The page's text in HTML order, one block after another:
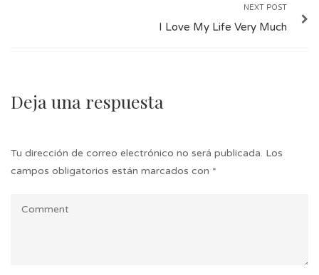
NEXT POST
I Love My Life Very Much
Deja una respuesta
Tu dirección de correo electrónico no será publicada. Los
campos obligatorios están marcados con *